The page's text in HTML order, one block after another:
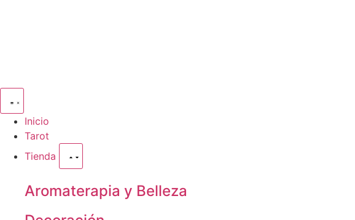
Inicio
Tarot
Tienda
Aromaterapia y Belleza